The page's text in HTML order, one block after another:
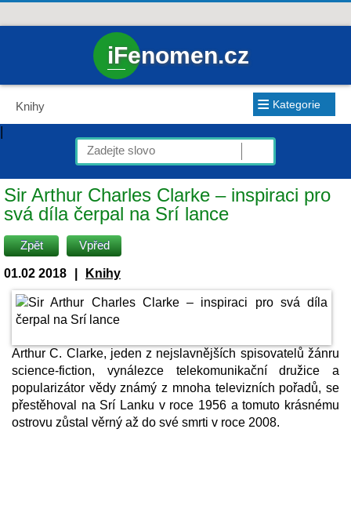
iFenomen.cz
Knihy ≡ Kategorie
|
Sir Arthur Charles Clarke – inspiraci pro
svá díla čerpal na Srí lance
Zpět Vpřed
01.02 2018 Knihy
Arthur C. Clarke, jeden z nejslavnějších spisovatelů žánru
science-fiction, vynálezce telekomunikační družice a
popularizátor vědy známý z mnoha televizních pořadů, se
přestěhoval na Srí Lanku v roce 1956 a tomuto krásnému
ostrovu zůstal věrný až do své smrti v roce 2008.